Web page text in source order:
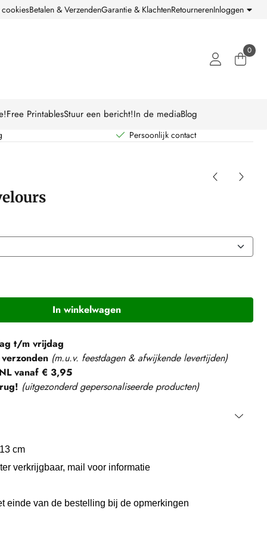
Betalen & VerzendenGarantie & KlachtenRetournerenInloggen
0
Free PrintablesStuur een bericht!In de mediaBlog
Persoonlijk contact
In winkelwagen
t/m vrijdag
(m.u.v. feestdagen & afwijkende levertijden)
vanaf € 3,95
(uitgezonderd gepersonaliseerde producten)
cm
verkrijgbaar, mail voor informatie
einde van de bestelling bij de opmerkingen